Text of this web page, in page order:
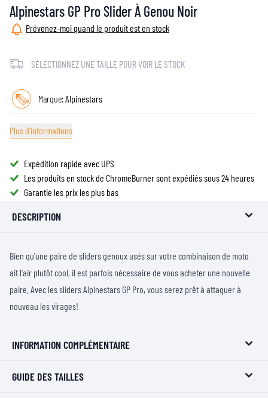
Alpinestars GP Pro Slider À Genou Noir
Prévenez-moi quand le produit est en stock
SÉLECTIONNEZ UNE TAILLE POUR VOIR LE STOCK
Marque:Alpinestars
Plus d'informations
Expédition rapide avec UPS
Les produits en stock de ChromeBurner sont expédiés sous 24 heures
Garantie les prix les plus bas
DESCRIPTION
Bien qu'une paire de sliders genoux usés sur votre combinaison de moto
ait l'air plutôt cool, il est parfois nécessaire de vous acheter une nouvelle
paire. Avec les sliders Alpinestars GP Pro, vous serez prêt à attaquer à
nouveau les virages!
INFORMATION COMPLÉMENTAIRE
GUIDE DES TAILLES